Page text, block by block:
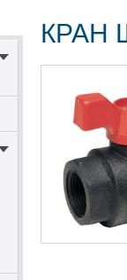
КРАН